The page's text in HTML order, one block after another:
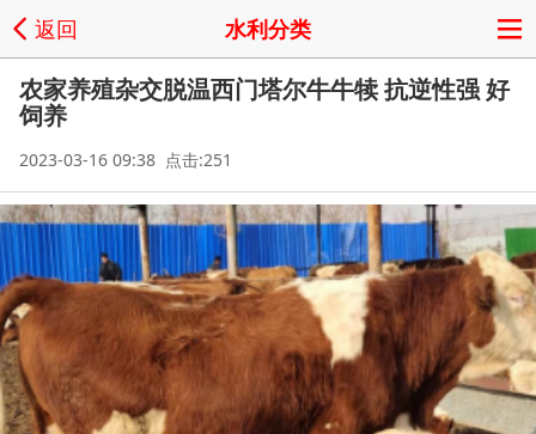
返回 水利分类
农家养殖杂交脱温西门塔尔牛牛犊 抗逆性强 好
饲养
2023-03-16 09:38 点击:251